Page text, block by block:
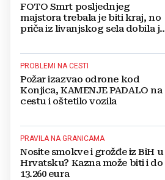
FOTO Smrt posljednjeg
majstora trebala je biti kraj, no
priča iz livanjskog sela dobila je
PROBLEMI NA CESTI
Požar izazvao odrone kod
Konjica, KAMENJE PADALO na
cestu i oštetilo vozila
PRAVILA NA GRANICAMA
Nosite smokve i grožđe iz BiH u
Hrvatsku? Kazna može biti i do
13.260 eura